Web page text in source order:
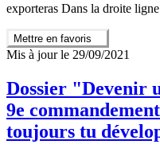
exporteras Dans la droite
Mettre en favoris
Mis à jour le 29/09/2021
Dossier "Devenir
9e
toujours tu